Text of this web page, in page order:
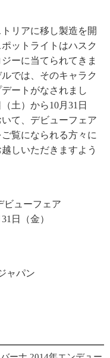
リアに移し製造を開
ットライトはハスク
ーに当てられてきま
では、そのキャラク
ートがなされまし
土）から10月31日
て、デビューフェア
覧になられる方々に
しいただきますよう
ビューフェア
日（金）
ャパン